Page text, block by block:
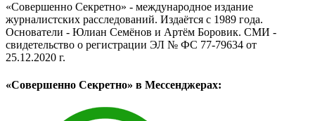
«Совершенно Секретно» - международное издание
журналистских расследований. Издаётся с 1989 года.
Основатели - Юлиан Семёнов и Артём Боровик. CМИ -
свидетельство о регистрации ЭЛ № ФС 77-79634 от
25.12.2020 г.
«Совершенно Секретно» в Мессенджерах: